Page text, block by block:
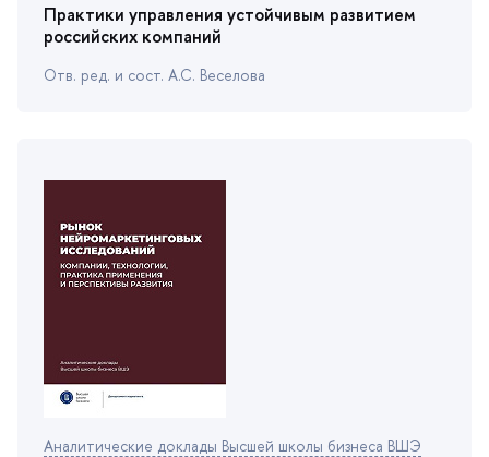
Практики управления устойчивым развитием
российских компаний
Отв. ред. и сост. А.С. Веселова
Аналитические доклады Высшей школы бизнеса ВШЭ